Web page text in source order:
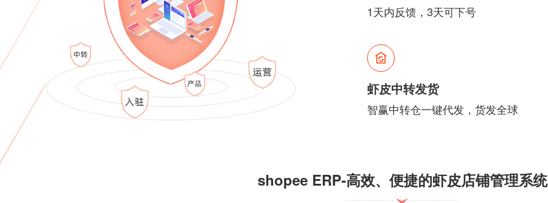
1天内反馈，3天可下号
虾皮中转发货
智赢中转仓一键代发，货发全球
shopee ERP-高效、便捷的虾皮店铺管理系统